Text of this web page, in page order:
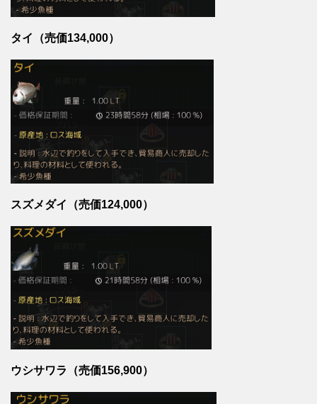
タイ（売価134,000）
スズメダイ（売価124,000）
ウシサワラ（売価156,900）